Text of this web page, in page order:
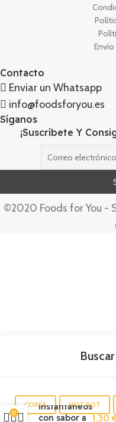
Contacto
Enviar un Whatsapp
info@foodsforyou.es
Síganos
¡Suscríbete Y
©2020 Foods for You -
COREA HOT POT
tallarines
instantáneos
con sabor a 1,30
0